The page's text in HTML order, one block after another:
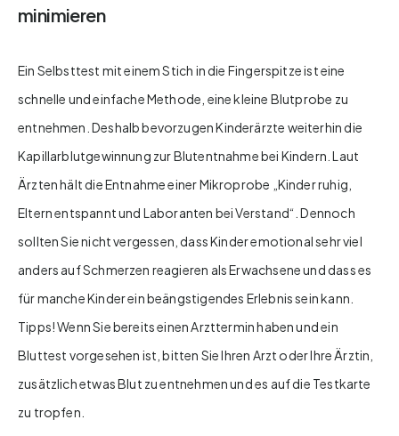
minimieren
Ein Selbsttest mit einem Stich in die Fingerspitze ist eine
schnelle und einfache Methode, eine kleine Blutprobe zu
entnehmen. Deshalb bevorzugen Kinderärzte weiterhin die
Kapillarblutgewinnung zur Blutentnahme bei Kindern. Laut
Ärzten hält die Entnahme einer Mikroprobe „Kinder ruhig,
Eltern entspannt und Laboranten bei Verstand“. Dennoch
sollten Sie nicht vergessen, dass Kinder emotional sehr viel
anders auf Schmerzen reagieren als Erwachsene und dass es
für manche Kinder ein beängstigendes Erlebnis sein kann.
Tipps! Wenn Sie bereits einen Arzttermin haben und ein
Bluttest vorgesehen ist, bitten Sie Ihren Arzt oder Ihre Ärztin,
zusätzlich etwas Blut zu entnehmen und es auf die Testkarte
zu tropfen.